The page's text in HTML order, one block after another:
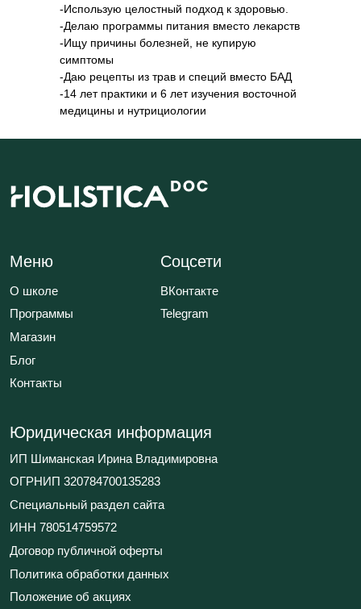
-Использую целостный подход к здоровью.
-Делаю программы питания вместо лекарств
-Ищу причины болезней, не купирую
симптомы
-Даю рецепты из трав и специй вместо БАД
-14 лет практики и 6 лет изучения восточной
медицины и нутрициологии